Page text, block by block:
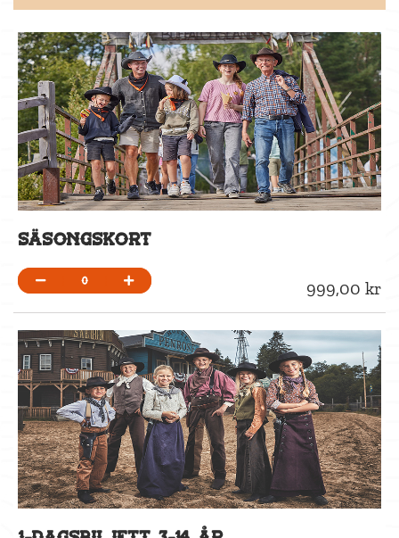
GÅ TILL BETALNING
LÖS IN PRESENTKORT. PRESENTKORTSKODEN SKA ANGES EXAKT
GÅ TILL BETALNING
Säsongskort
0 999,00 kr